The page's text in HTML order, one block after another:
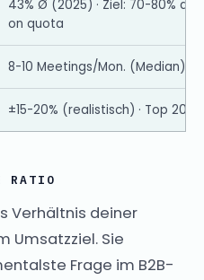
43% Ø (2025) · Ziel: 70-80%
on quota
8-10 Meetings/Mon. (Median) ·
±15-20% (realistisch) · Top 20%:
RATIO
Verhältnis deiner
Umsatzziel. Sie
Frage im B2B-